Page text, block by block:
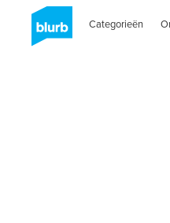
Categorieën